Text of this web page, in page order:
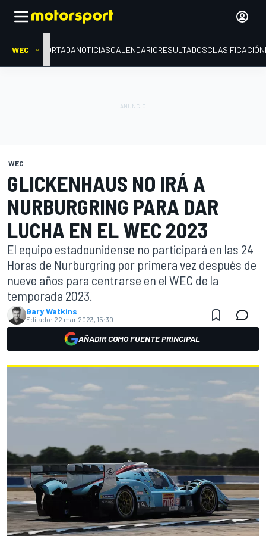
WEC PORTADANOTICIASCALENDARIORESULTADOSCLASIFICACIÓN
WEC
GLICKENHAUS NO IRÁ A
NURBURGRING PARA DAR
LUCHA EN EL WEC 2023
El equipo estadounidense no participará en las 24
Horas de Nurburgring por primera vez después de
nueve años para centrarse en el WEC de la
temporada 2023.
Gary Watkins
Editado: 22 mar 2023, 15:30
AÑADIR COMO FUENTE PRINCIPAL